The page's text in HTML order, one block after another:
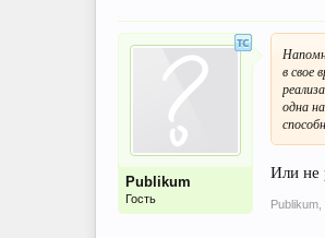
Publikum
Гость
в свое
одна
Или не
Publikum